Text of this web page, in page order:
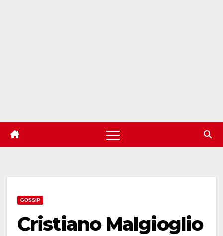
GOSSIP
Cristiano Malgioglio